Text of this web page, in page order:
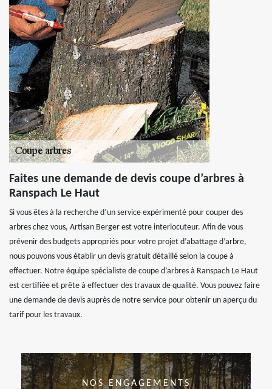
Faites une demande de devis coupe d’arbres à
Ranspach Le Haut
Si vous êtes à la recherche d’un service expérimenté pour couper des
arbres chez vous, Artisan Berger est votre interlocuteur. Afin de vous
prévenir des budgets appropriés pour votre projet d’abattage d’arbre,
nous pouvons vous établir un devis gratuit détaillé selon la coupe à
effectuer. Notre équipe spécialiste de coupe d’arbres à Ranspach Le Haut
est certifiée et prête à effectuer des travaux de qualité. Vous pouvez faire
une demande de devis auprès de notre service pour obtenir un aperçu du
tarif pour les travaux.
NOS ENGAGEMENTS